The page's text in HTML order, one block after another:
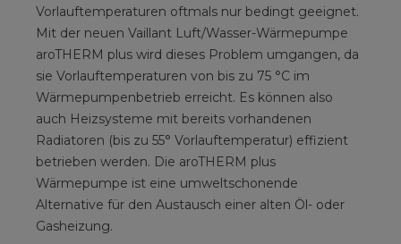
Vorlauftemperaturen oftmals nur bedingt geeignet.
Mit der neuen Vaillant Luft/Wasser-Wärmepumpe
aroTHERM plus wird dieses Problem umgangen, da
sie Vorlauftemperaturen von bis zu 75 °C im
Wärmepumpenbetrieb erreicht. Es können also
auch Heizsysteme mit bereits vorhandenen
Radiatoren (bis zu 55° Vorlauftemperatur) effizient
betrieben werden. Die aroTHERM plus
Wärmepumpe ist eine umweltschonende
Alternative für den Austausch einer alten Öl- oder
Gasheizung.